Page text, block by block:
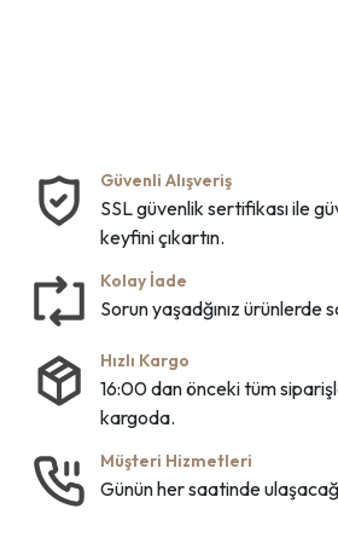
Güvenli Alışveriş
SSL güvenlik sertifikası ile
keyfini çıkartın.
Kolay İade
Sorun yaşadğınız ürünlerde
Hızlı Kargo
16:00 dan önceki tüm
kargoda.
Müşteri Hizmetleri
Günün her saatinde